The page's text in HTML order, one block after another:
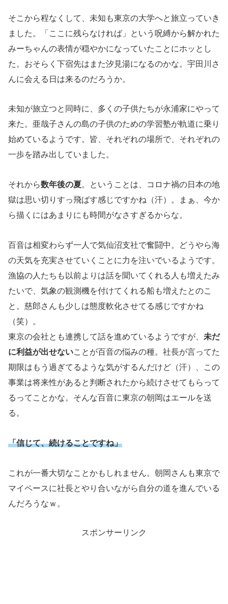
そこから程なくして、未知も東京の大学へと旅立っていき
ました。「ここに残らなければ」という呪縛から解かれた
みーちゃんの表情が穏やかになっていたことにホッとし
た。おそらく下宿先はまた汐見湯になるのかな。宇田川さ
んに会える日は来るのだろうか。
未知が旅立つと同時に、多くの子供たちが永浦家にやって
来た。亜哉子さんの島の子供のための学習塾が軌道に乗り
始めているようです。皆、それぞれの場所で、それぞれの
一歩を踏み出していました。
それから数年後の夏。ということは、コロナ禍の日本の地
獄は思い切りすっ飛ばす感じですかね（汗）。まぁ、今か
ら描くにはあまりにも時間がなさすぎるからな。
百音は相変わらず一人で気仙沼支社で奮闘中。どうやら海
の天気を充実させていくことに力を注いでいるようです。
漁協の人たちも以前よりは話を聞いてくれる人も増えたみ
たいで、気象の観測機を付けてくれる船も増えたとのこ
と。慈郎さんも少しは態度軟化させてる感じですかね
（笑）。
東京の会社とも連携して話を進めているようですが、 未だ
に利益が出せないことが百音の悩みの種。社長が言ってた
期限はもう過ぎてるような気がするんだけど（汗）、この
事業は将来性があると判断されたから続けさせてもらって
るってことかな。そんな百音に東京の朝岡はエールを送
る。
「信じて、続けることですね」
これが一番大切なことかもしれません。朝岡さんも東京で
マイペースに社長とやり合いながら自分の道を進んでいる
んだろうなｗ。
スポンサーリンク